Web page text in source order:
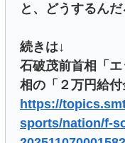
と、どうするん
続きは↓
石破茂前首相「
相の「２万円給
https://
sports/nation/f-